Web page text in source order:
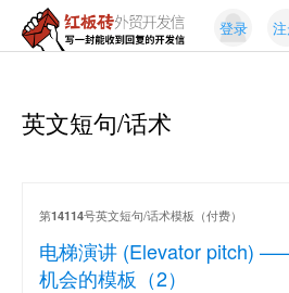
红
砖
外
信
封
能
登录
英文短句/话术
电梯演讲 (Elevator pitch)
机会的模板（2）
第14114号英文短句/话术模板（付费）